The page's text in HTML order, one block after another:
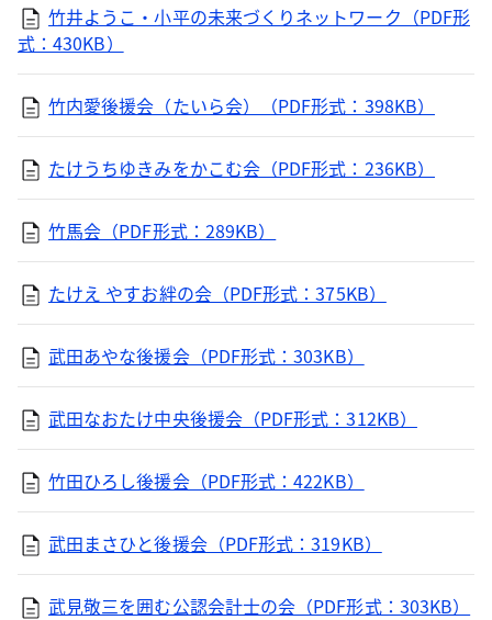
竹井ようこ・小平の未来づくりネットワーク（PDF形
式：430KB）
竹内愛後援会（たいら会）（PDF形式：398KB）
たけうちゆきみをかこむ会（PDF形式：236KB）
竹馬会（PDF形式：289KB）
たけえ やすお絆の会（PDF形式：375KB）
武田あやな後援会（PDF形式：303KB）
武田なおたけ中央後援会（PDF形式：312KB）
竹田ひろし後援会（PDF形式：422KB）
武田まさひと後援会（PDF形式：319KB）
武見敬三を囲む公認会計士の会（PDF形式：303KB）